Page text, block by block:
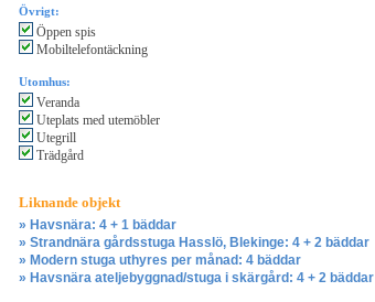
Övrigt:
Öppen spis
Mobiltelefontäckning
Utomhus:
Veranda
Uteplats med utemöbler
Utegrill
Trädgård
Liknande objekt
» Havsnära: 4 + 1 bäddar
» Strandnära gårdsstuga Hasslö, Blekinge: 4 + 2 bäddar
» Modern stuga uthyres per månad: 4 bäddar
» Havsnära ateljebyggnad/stuga i skärgård: 4 + 2 bäddar